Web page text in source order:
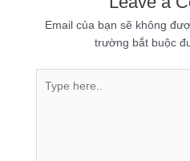
Email của bạn sẽ không
trường bắt buộc
here..